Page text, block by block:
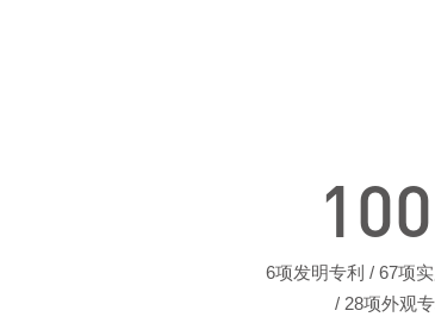
100
6项发明专利 / 67项
/ 28项外观专